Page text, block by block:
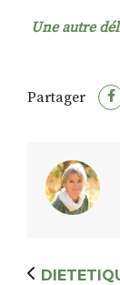
Une autre
Partager